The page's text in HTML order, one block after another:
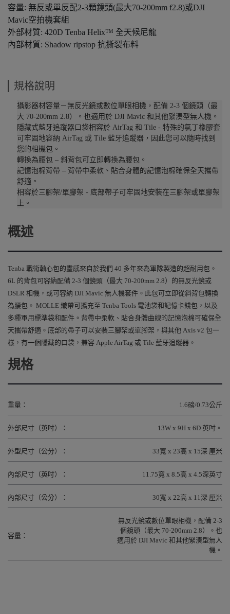
容量: 無反或單反配2-3顆鏡頭(最大70-200mm f2.8)或DJI
Mavic空拍機套組
外部材質: 420D Tenba Helix™ 全天候尼龍
內部材質: Shadow ripstop 抗撕裂布料
規格說明
攝影器材容量－無反光鏡或數位單眼相機，配備 2-3 個鏡頭（最
大 70-200mm 2.8）。也適用於 DJI Mavic 和其他緊湊型無人機。
隱藏式藍牙追蹤器口袋相容於 AirTag 和 Tile - 特殊的氯丁橡膠套
可牢固地容納 AirTag 或 Tile 藍牙追蹤器，因此您可以隨時找到
您的相機包。
轉換為腰包 – 斜背包可立即轉換為腰​​包。
記憶泡棉背帶 – 背帶中柔軟、貼合身體的記憶泡棉確保全天攜帶
舒適。
相容於三腳架/單腳架 - 底部帶子可牢固地安裝在三腳架或單腳架
上。
概述
Tenba 戰術軸心包的靈感來自於我們 40 多年來為軍隊製造的超耐用包。
6L 的背包可容納配備 2-3 個鏡頭（最大 70-200mm 2.8）的無反光鏡或
DSLR 相機，或可容納 DJI Mavic 無人機套件。此包可立即從斜背包轉換
為腰包。 MOLLE 織帶可擴充至 Tenba Tools 電池袋和記憶卡錢包，以及
多種軍用標準袋和配件。背帶中柔軟、貼合身體曲線的記憶泡棉可確保全
天攜帶舒適。底部的帶子可以安裝三腳架或單腳架，與其他 Axis v2 包一
樣，有一個隱藏的口袋，兼容 Apple AirTag 或 Tile 藍牙追蹤器。
規格
重量： 1.6磅/0.73公斤
外部尺寸（英吋）： 13W x 9H x 6D 英吋。
外型尺寸（公分）： 33寬 x 23高 x 15深 厘米
內部尺寸（英吋）： 11.75寬 x 8.5高 x 4.5深英寸
內部尺寸（公分）： 30寬 x 22高 x 11深 厘米
容量：
無反光鏡或數位單眼相機，配備 2-3
個鏡頭（最大 70-200mm 2.8）。也
適用於 DJI Mavic 和其他緊湊型無人
機。